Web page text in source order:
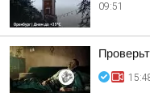
09:51